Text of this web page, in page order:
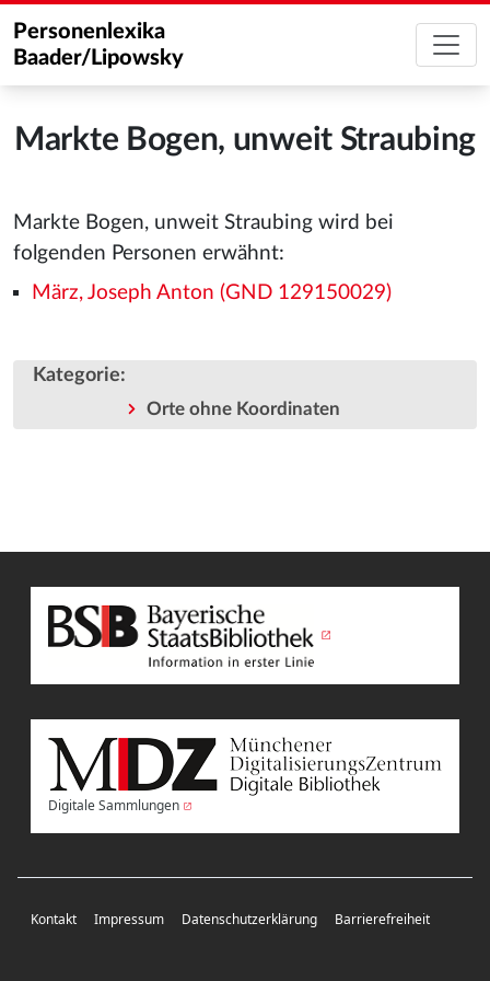
Personenlexika
Baader/Lipowsky
Markte Bogen, unweit Straubing
Markte Bogen, unweit Straubing wird bei
folgenden Personen erwähnt:
März, Joseph Anton (GND 129150029)
Kategorie:
Orte ohne Koordinaten
Digitale Sammlungen
Kontakt Impressum Datenschutzerklärung Barrierefreiheit